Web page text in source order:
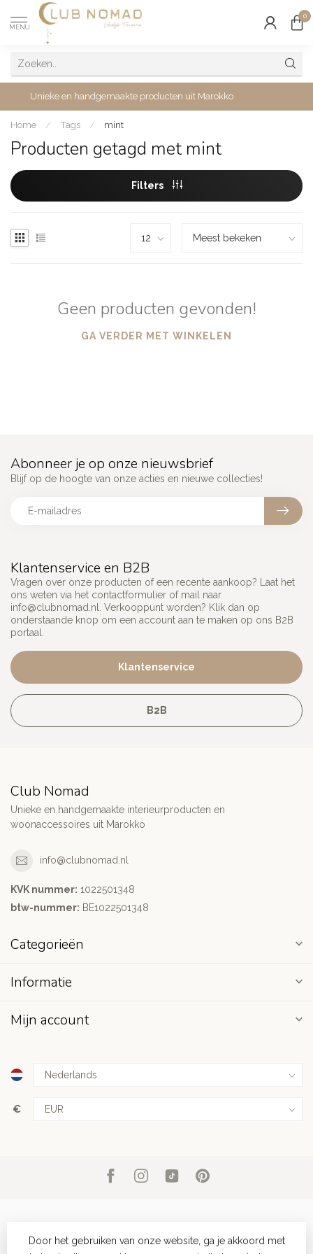
MENU
0
Unieke en handgemaakte producten uit Marokko
Home / Tags / mint
Producten getagd met mint
Filters
Geen producten gevonden!
GA VERDER MET WINKELEN
Klantenservice en B2B
Vragen over onze producten of een recente aankoop? Laat het
ons weten via het contactformulier of mail naar
info@clubnomad.nl
. Verkooppunt worden? Klik dan op
onderstaande knop om een account aan te maken op ons B2B
portaal.
Klantenservice
B2B
Abonneer je op onze nieuwsbrief
Blijf op de hoogte van onze acties en nieuwe collecties!
Club Nomad
Unieke en handgemaakte interieurproducten en
woonaccessoires uit Marokko
info@clubnomad.nl
KVK nummer: 1022501348
btw-nummer: BE1022501348
Categorieën
Informatie
Mijn account
€
Door het gebruiken van onze website, ga je akkoord met